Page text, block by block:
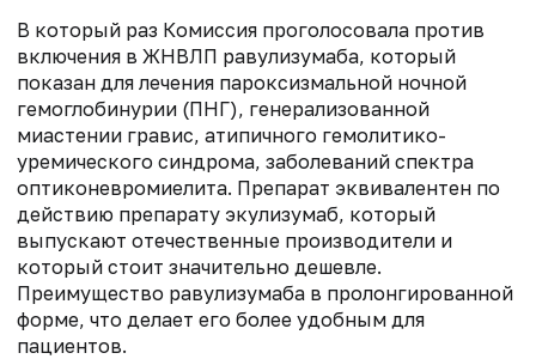
В который раз Комиссия проголосовала против
включения в ЖНВЛП равулизумаба, который
показан для лечения пароксизмальной ночной
гемоглобинурии (ПНГ), генерализованной
миастении гравис, атипичного гемолитико-
уремического синдрома, заболеваний спектра
оптиконевромиелита. Препарат эквивалентен по
действию препарату экулизумаб, который
выпускают отечественные производители и
который стоит значительно дешевле.
Преимущество равулизумаба в пролонгированной
форме, что делает его более удобным для
пациентов.